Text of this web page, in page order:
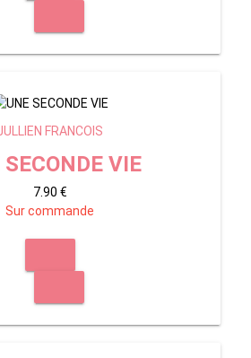
FRANCOIS
SECONDE VIE
7.90 €
Sur commande